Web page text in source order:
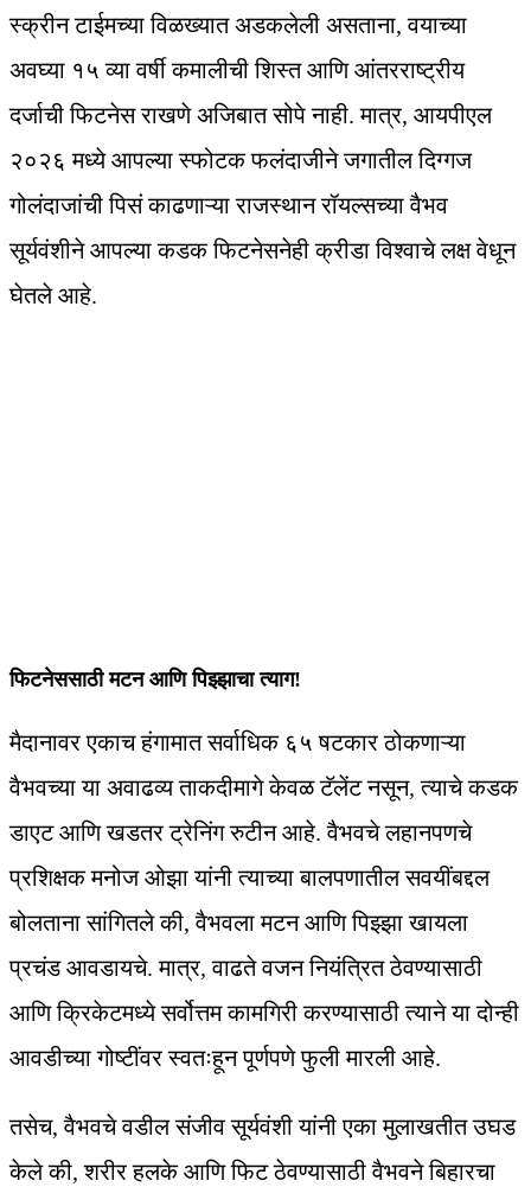
स्क्रीन टाईमच्या विळख्यात अडकलेली असताना, वयाच्या
अवघ्या १५ व्या वर्षी कमालीची शिस्त आणि आंतरराष्ट्रीय
दर्जाची फिटनेस राखणे अजिबात सोपे नाही. मात्र, आयपीएल
२०२६ मध्ये आपल्या स्फोटक फलंदाजीने जगातील दिग्गज
गोलंदाजांची पिसं काढणाऱ्या राजस्थान रॉयल्सच्या वैभव
सूर्यवंशीने आपल्या कडक फिटनेसनेही क्रीडा विश्वाचे लक्ष वेधून
घेतले आहे.
फिटनेससाठी मटन आणि पिझ्झाचा त्याग!
मैदानावर एकाच हंगामात सर्वाधिक ६५ षटकार ठोकणाऱ्या
वैभवच्या या अवाढव्य ताकदीमागे केवळ टॅलेंट नसून, त्याचे कडक
डाएट आणि खडतर ट्रेनिंग रुटीन आहे. वैभवचे लहानपणचे
प्रशिक्षक मनोज ओझा यांनी त्याच्या बालपणातील सवयींबद्दल
बोलताना सांगितले की, वैभवला मटन आणि पिझ्झा खायला
प्रचंड आवडायचे. मात्र, वाढते वजन नियंत्रित ठेवण्यासाठी
आणि क्रिकेटमध्ये सर्वोत्तम कामगिरी करण्यासाठी त्याने या दोन्ही
आवडीच्या गोष्टींवर स्वतःहून पूर्णपणे फुली मारली आहे.
तसेच, वैभवचे वडील संजीव सूर्यवंशी यांनी एका मुलाखतीत उघड
केले की, शरीर हलके आणि फिट ठेवण्यासाठी वैभवने बिहारचा